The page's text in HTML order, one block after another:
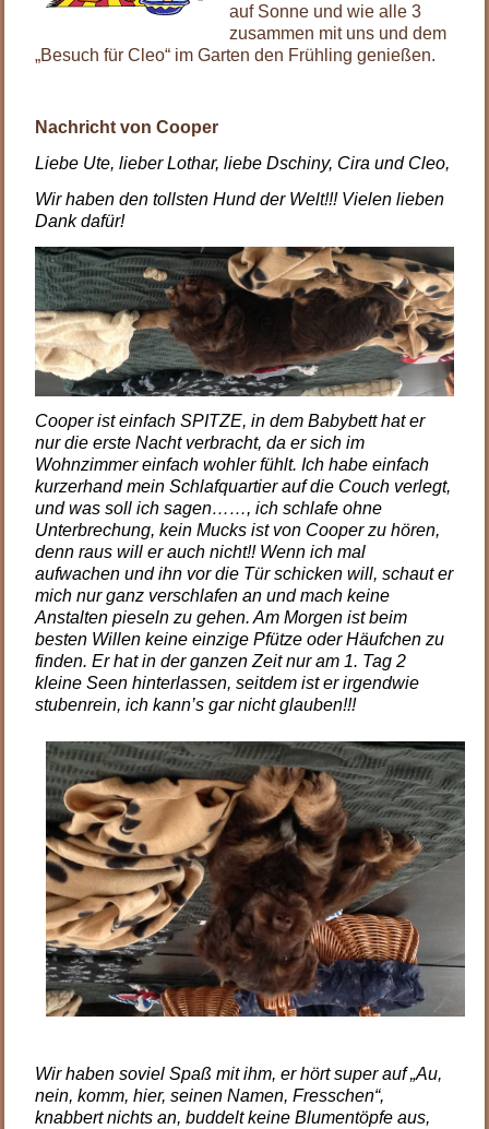
auf Sonne und wie alle 3
zusammen mit uns und dem
„Besuch für Cleo“ im Garten den Frühling genießen.
Nachricht von Cooper
Liebe Ute, lieber Lothar, liebe Dschiny, Cira und Cleo,
Wir haben den tollsten Hund der Welt!!! Vielen lieben
Dank dafür!
Cooper ist einfach SPITZE, in dem Babybett hat er
nur die erste Nacht verbracht, da er sich im
Wohnzimmer einfach wohler fühlt. Ich habe einfach
kurzerhand mein Schlafquartier auf die Couch verlegt,
und was soll ich sagen……, ich schlafe ohne
Unterbrechung, kein Mucks ist von Cooper zu hören,
denn raus will er auch nicht!! Wenn ich mal
aufwachen und ihn vor die Tür schicken will, schaut er
mich nur ganz verschlafen an und mach keine
Anstalten pieseln zu gehen. Am Morgen ist beim
besten Willen keine einzige Pfütze oder Häufchen zu
finden. Er hat in der ganzen Zeit nur am 1. Tag 2
kleine Seen hinterlassen, seitdem ist er irgendwie
stubenrein, ich kann’s gar nicht glauben!!!
Wir haben soviel Spaß mit ihm, er hört super auf „Au,
nein, komm, hier, seinen Namen, Fresschen“,
knabbert nichts an, buddelt keine Blumentöpfe aus,